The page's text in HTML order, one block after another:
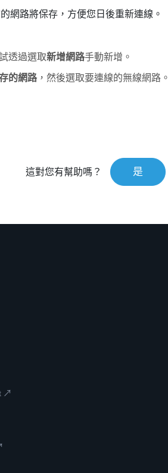
網路將保存，方便您日後重新連線。
透過選取新增網路手動新增。
的網路，然後選取要連線的無線網路。
這對您有幫助嗎？ 是
↗